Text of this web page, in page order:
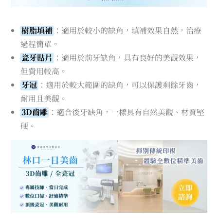
樹脂填補 ：適用於較小的缺角，填補效果自然，治療
過程簡單。
瓷牙貼片 ：適用於前牙缺角，具有良好的美觀效果，
但費用較高。
牙冠 ：適用於較大範圍的缺角，可以保護剩餘牙齒，
耐用且美觀。
3D齒雕 ：適合後牙缺角，一樣具有自然美觀、材質堅
硬。